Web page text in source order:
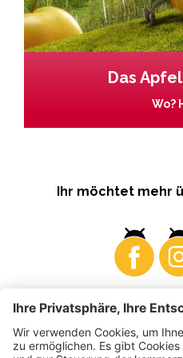
Das
Wo?
Ihr möchtet mehr
Business